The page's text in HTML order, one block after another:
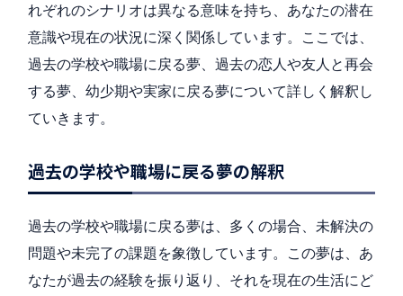
れぞれのシナリオは異なる意味を持ち、あなたの潜在
意識や現在の状況に深く関係しています。ここでは、
過去の学校や職場に戻る夢、過去の恋人や友人と再会
する夢、幼少期や実家に戻る夢について詳しく解釈し
ていきます。
過去の学校や職場に戻る夢の解釈
過去の学校や職場に戻る夢は、多くの場合、未解決の
問題や未完了の課題を象徴しています。この夢は、あ
なたが過去の経験を振り返り、それを現在の生活にど